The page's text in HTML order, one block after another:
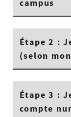
campus
Étape 2 :
(selon
Étape 3 :
compte